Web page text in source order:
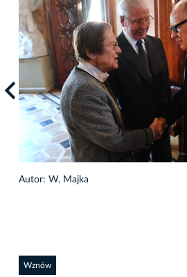
Autor: W. Majka
Wznów